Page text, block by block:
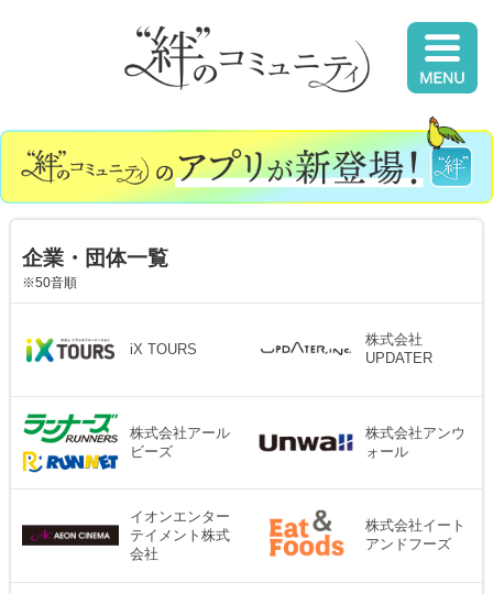
企業・団体一覧
※50音順
iX TOURS
株式会社
UPDATER
株式会社アール
ビーズ
株式会社アンウ
ォール
イオンエンター
テイメント株式
会社
株式会社イート
アンドフーズ